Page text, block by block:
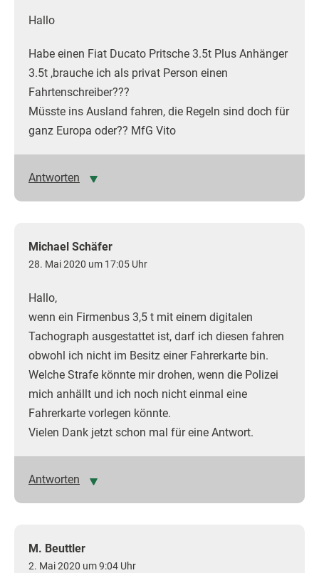
Hallo
Habe einen Fiat Ducato Pritsche 3.5t Plus Anhänger
3.5t ,brauche ich als privat Person einen
Fahrtenschreiber???
Müsste ins Ausland fahren, die Regeln sind doch für
ganz Europa oder?? MfG Vito
Antworten
Michael Schäfer
28. Mai 2020 um 17:05 Uhr
Hallo,
wenn ein Firmenbus 3,5 t mit einem digitalen
Tachograph ausgestattet ist, darf ich diesen fahren
obwohl ich nicht im Besitz einer Fahrerkarte bin.
Welche Strafe könnte mir drohen, wenn die Polizei
mich anhällt und ich noch nicht einmal eine
Fahrerkarte vorlegen könnte.
Vielen Dank jetzt schon mal für eine Antwort.
Antworten
M. Beuttler
2. Mai 2020 um 9:04 Uhr